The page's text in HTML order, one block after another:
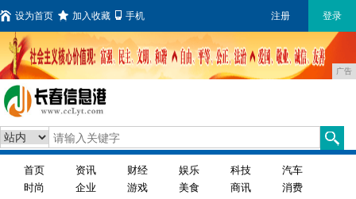
设为首页 加入收藏 手机 注册 登录
广告
首页 资讯 财经 娱乐 科技
汽车
时尚
企业 游戏 美食 商讯
消费